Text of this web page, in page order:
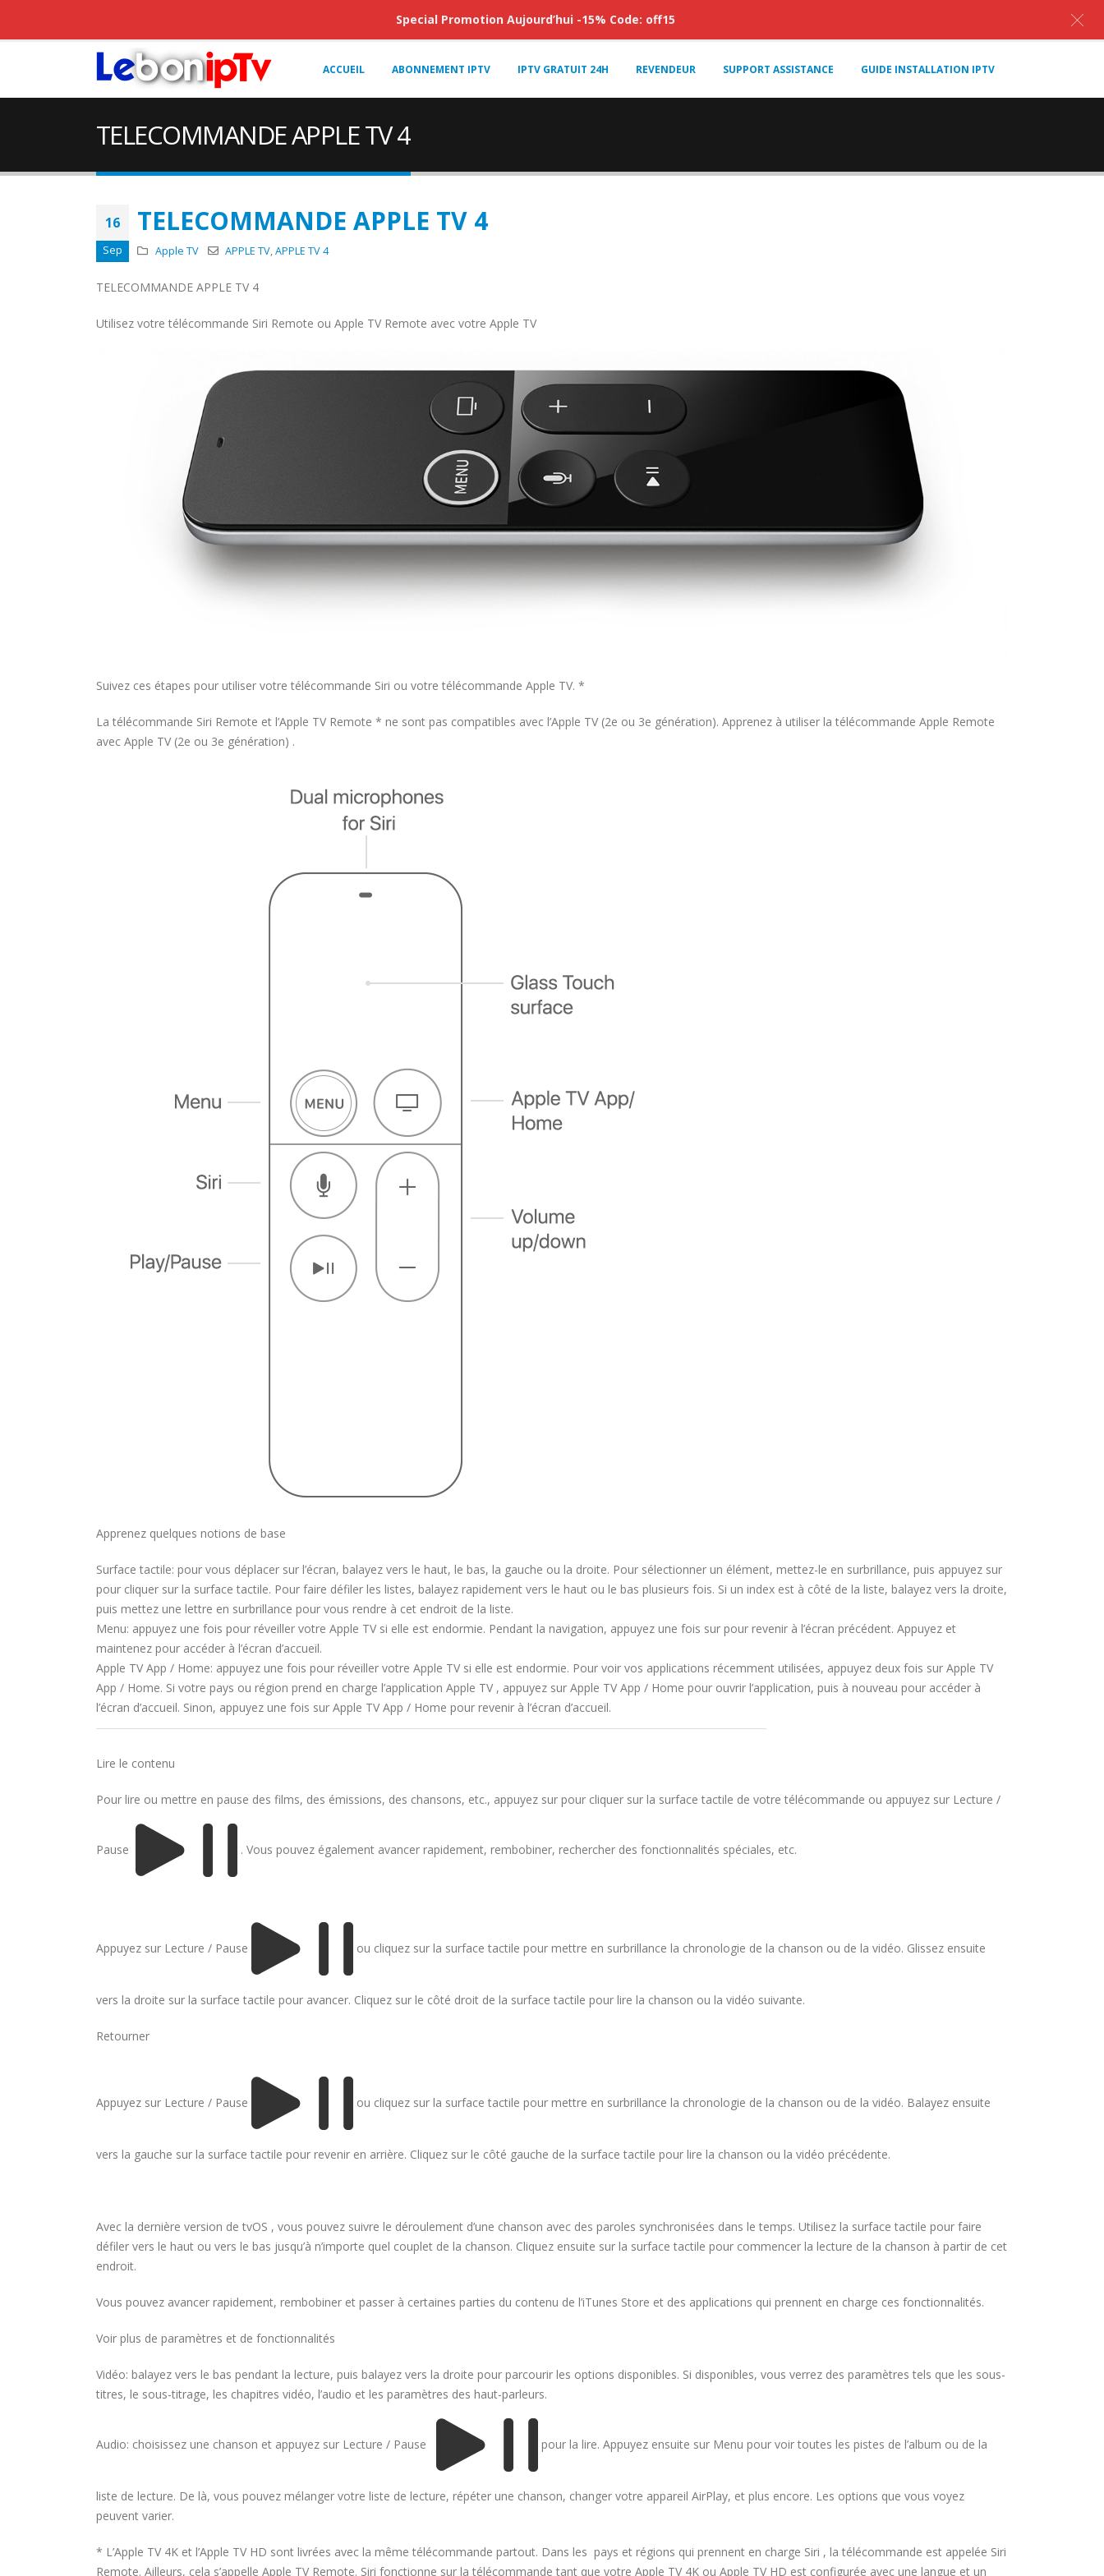
ACCUEIL ABONNEMENT IPTV IPTV GRATUIT 24H REVENDEUR SUPPORT ASSISTANCE GUIDE INSTALLATION IPTV
TELECOMMANDE APPLE TV 4
16
Sep
TELECOMMANDE APPLE TV 4
Apple TV APPLE TV,APPLE TV 4
TELECOMMANDE APPLE TV 4
Utilisez votre télécommande Siri Remote ou Apple TV Remote avec votre Apple TV
Suivez ces étapes pour utiliser votre télécommande Siri ou votre télécommande Apple TV. *
La télécommande Siri Remote et l’Apple TV Remote * ne sont pas compatibles avec l’Apple TV (2e ou 3e génération). Apprenez à utiliser la télécommande Apple Remote
avec Apple TV (2e ou 3e génération) .
Apprenez quelques notions de base
Surface tactile: pour vous déplacer sur l’écran, balayez vers le haut, le bas, la gauche ou la droite. Pour sélectionner un élément, mettez-le en surbrillance, puis appuyez sur
pour cliquer sur la surface tactile. Pour faire défiler les listes, balayez rapidement vers le haut ou le bas plusieurs fois. Si un index est à côté de la liste, balayez vers la droite,
puis mettez une lettre en surbrillance pour vous rendre à cet endroit de la liste.
Menu: appuyez une fois pour réveiller votre Apple TV si elle est endormie. Pendant la navigation, appuyez une fois sur pour revenir à l’écran précédent. Appuyez et
maintenez pour accéder à l’écran d’accueil.
Apple TV App / Home: appuyez une fois pour réveiller votre Apple TV si elle est endormie. Pour voir vos applications récemment utilisées, appuyez deux fois sur Apple TV
App / Home. Si votre pays ou région prend en charge l’application Apple TV , appuyez sur Apple TV App / Home pour ouvrir l’application, puis à nouveau pour accéder à
l’écran d’accueil. Sinon, appuyez une fois sur Apple TV App / Home pour revenir à l’écran d’accueil.
Lire le contenu
Pour lire ou mettre en pause des films, des émissions, des chansons, etc., appuyez sur pour cliquer sur la surface tactile de votre télécommande ou appuyez sur Lecture /
Pause . Vous pouvez également avancer rapidement, rembobiner, rechercher des fonctionnalités spéciales, etc.
Appuyez sur Lecture / Pause ou cliquez sur la surface tactile pour mettre en surbrillance la chronologie de la chanson ou de la vidéo. Glissez ensuite
vers la droite sur la surface tactile pour avancer. Cliquez sur le côté droit de la surface tactile pour lire la chanson ou la vidéo suivante.
Retourner
Appuyez sur Lecture / Pause ou cliquez sur la surface tactile pour mettre en surbrillance la chronologie de la chanson ou de la vidéo. Balayez ensuite
vers la gauche sur la surface tactile pour revenir en arrière. Cliquez sur le côté gauche de la surface tactile pour lire la chanson ou la vidéo précédente.
Avec la dernière version de tvOS , vous pouvez suivre le déroulement d’une chanson avec des paroles synchronisées dans le temps. Utilisez la surface tactile pour faire
défiler vers le haut ou vers le bas jusqu’à n’importe quel couplet de la chanson. Cliquez ensuite sur la surface tactile pour commencer la lecture de la chanson à partir de cet
endroit.
Vous pouvez avancer rapidement, rembobiner et passer à certaines parties du contenu de l’iTunes Store et des applications qui prennent en charge ces fonctionnalités.
Voir plus de paramètres et de fonctionnalités
Vidéo: balayez vers le bas pendant la lecture, puis balayez vers la droite pour parcourir les options disponibles. Si disponibles, vous verrez des paramètres tels que les sous-
titres, le sous-titrage, les chapitres vidéo, l’audio et les paramètres des haut-parleurs.
Audio: choisissez une chanson et appuyez sur Lecture / Pause pour la lire. Appuyez ensuite sur Menu pour voir toutes les pistes de l’album ou de la
liste de lecture. De là, vous pouvez mélanger votre liste de lecture, répéter une chanson, changer votre appareil AirPlay, et plus encore. Les options que vous voyez
peuvent varier.
* L’Apple TV 4K et l’Apple TV HD sont livrées avec la même télécommande partout. Dans les pays et régions qui prennent en charge Siri , la télécommande est appelée Siri
Remote. Ailleurs, cela s’appelle Apple TV Remote. Siri fonctionne sur la télécommande tant que votre Apple TV 4K ou Apple TV HD est configurée avec une langue et un
Special Promotion Aujourd’hui -15% Code: off15